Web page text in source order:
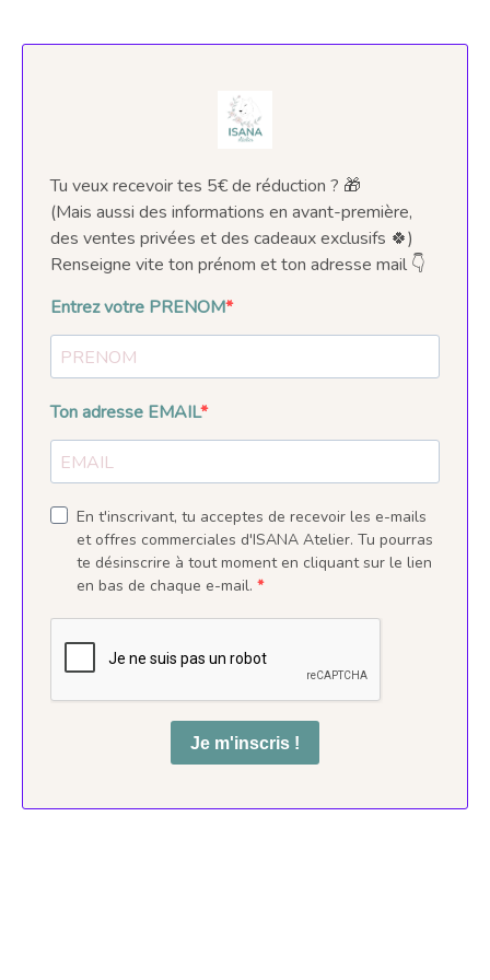
Tu veux recevoir tes 5€ de réduction ? 🎁
(Mais aussi des informations en avant-première,
des ventes privées et des cadeaux exclusifs 🍀)
Renseigne vite ton prénom et ton adresse mail 👇
Entrez votre PRENOM
Ton adresse EMAIL
En t'inscrivant, tu acceptes de recevoir les e-mails
et offres commerciales d'ISANA Atelier. Tu pourras
te désinscrire à tout moment en cliquant sur le lien
en bas de chaque e-mail.
Je m'inscris !